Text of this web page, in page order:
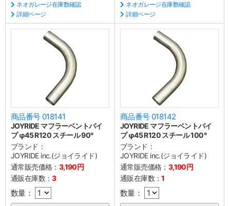
ネオガレージ在庫数確認
詳細ページ
ネオガレージ在庫数確認
詳細ページ
商品番号 018141
JOYRIDE マフラーベントパイ
プ φ45 R120 スチール 90°
ブランド：
JOYRIDE inc.(ジョイライド)
通常販売価格： 3,190円
通販在庫数：3
数量：
商品番号 018142
JOYRIDE マフラーベントパイ
プ φ45 R120 スチール 100°
ブランド：
JOYRIDE inc.(ジョイライド)
通常販売価格： 3,190円
通販在庫数：1
数量：